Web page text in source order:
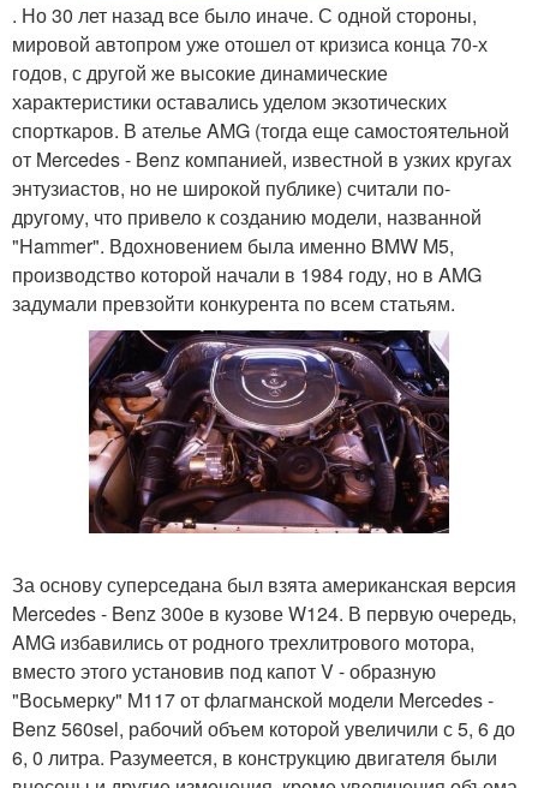
. Но 30 лет назад все было иначе. С одной стороны,
мировой автопром уже отошел от кризиса конца 70-х
годов, с другой же высокие динамические
характеристики оставались уделом экзотических
спорткаров. В ателье AMG (тогда еще самостоятельной
от Mercedes - Benz компанией, известной в узких кругах
энтузиастов, но не широкой публике) считали по-
другому, что привело к созданию модели, названной
"Hammer". Вдохновением была именно BMW M5,
производство которой начали в 1984 году, но в AMG
задумали превзойти конкурента по всем статьям.
За основу суперседана был взята американская версия
Mercedes - Benz 300e в кузове W124. В первую очередь,
AMG избавились от родного трехлитрового мотора,
вместо этого установив под капот V - образную
"Восьмерку" M117 от флагманской модели Mercedes -
Benz 560sel, рабочий объем которой увеличили с 5, 6 до
6, 0 литра. Разумеется, в конструкцию двигателя были